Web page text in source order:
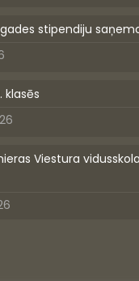
stipendiju
klasēs
Viestura